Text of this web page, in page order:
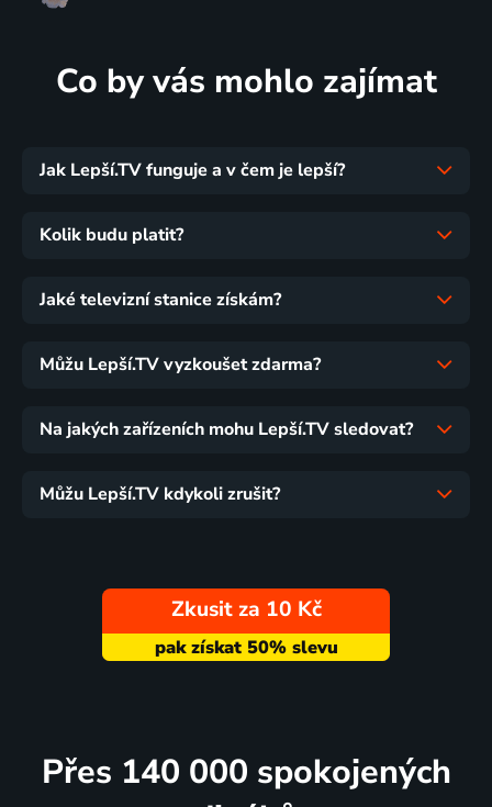
Co by vás mohlo zajímat
Jak Lepší.TV funguje a v čem je lepší?
Kolik budu platit?
Jaké televizní stanice získám?
Můžu Lepší.TV vyzkoušet zdarma?
Na jakých zařízeních mohu Lepší.TV sledovat?
Můžu Lepší.TV kdykoli zrušit?
Zkusit za 10 Kč
Přes 140 000 spokojených